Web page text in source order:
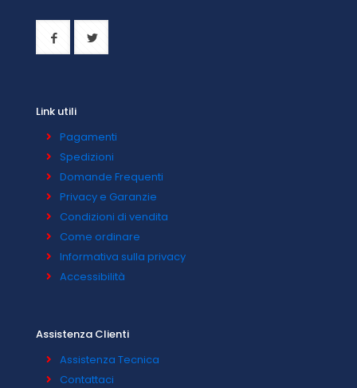
Link utili
Pagamenti
Spedizioni
Domande Frequenti
Privacy e Garanzie
Condizioni di vendita
Come ordinare
Informativa sulla privacy
Accessibilità
Assistenza Clienti
Assistenza Tecnica
Contattaci